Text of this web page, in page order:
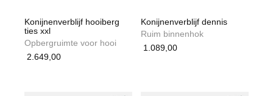
Konijnenverblijf hooiberg
ties xxl
Opbergruimte voor hooi
2.649,00
Konijnenverblijf dennis
Ruim binnenhok
1.089,00